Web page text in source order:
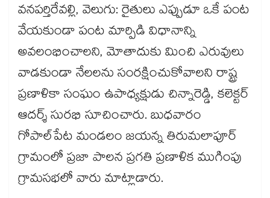
వనపర్తిరేవల్లి, వెలుగు: రైతులు ఎప్పుడూ ఒకే పంట
వేయకుండా పంట మార్పిడి విధానాన్ని
అవలంభించాలని, మోతాదుకు మించి ఎరువులు
వాడకుండా నేలలను సంరక్షించుకోవాలని రాష్ట్ర
ప్రణాళికా సంఘం ఉపాధ్యక్షుడు చిన్నారెడ్డి, కలెక్టర్
ఆదర్శ్ సురభి సూచించారు. బుధవారం
గోపాల్‌‌‌‌పేట మండలం జయన్న తిరుమలాపూర్
గ్రామంలో ప్రజా పాలన ప్రగతి ప్రణాళిక ముగింపు
గ్రామసభలో వారు మాట్లాడారు.